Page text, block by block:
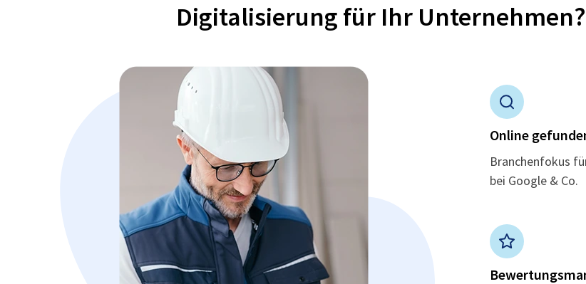
Digitalisierung für Ihr
Online
Branchenfokus
bei Google & Co.